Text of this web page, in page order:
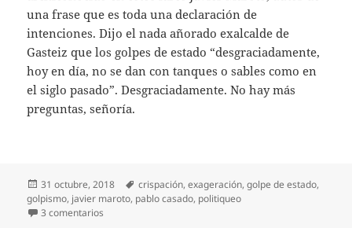
una frase que es toda una declaración de
intenciones. Dijo el nada añorado exalcalde de
Gasteiz que los golpes de estado “desgraciadamente,
hoy en día, no se dan con tanques o sables como en
el siglo pasado”. Desgraciadamente. No hay más
preguntas, señoría.
Publicado
el
31 octubre, 2018 Etiquetas
crispación,exageración,golpe de estado,
golpismo, javier maroto, pablo casado, politiqueo
3 comentarios